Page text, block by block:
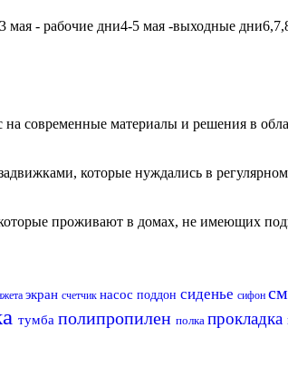
- рабочие дни4-5 мая -выходные
современные материалы и решения в
которые нуждались в
проживают в домах, не имеющих
экран счетчик насос поддон сиденье сифон
тумба полипропилен полка прокладка